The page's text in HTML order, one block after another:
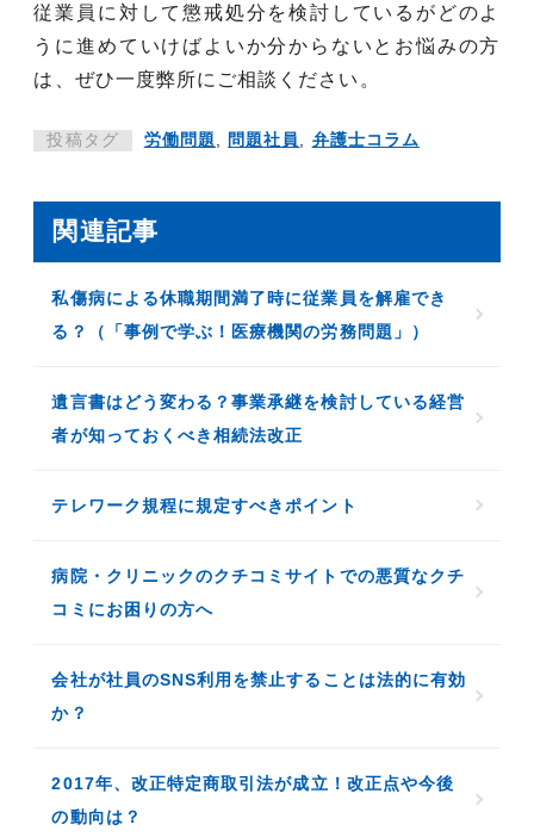
従業員に対して懲戒処分を検討しているがどのよ
うに進めていけばよいか分からないとお悩みの方
は、ぜひ一度弊所にご相談ください。
投稿タグ 労働問題 , 問題社員 , 弁護士コラム
関連記事
私傷病による休職期間満了時に従業員を解雇でき
る？（「事例で学ぶ！医療機関の労務問題」）
遺言書はどう変わる？事業承継を検討している経営
者が知っておくべき相続法改正
テレワーク規程に規定すべきポイント
病院・クリニックのクチコミサイトでの悪質なクチ
コミにお困りの方へ
会社が社員のSNS利用を禁止することは法的に有効
か？
2017年、改正特定商取引法が成立！改正点や今後
の動向は？